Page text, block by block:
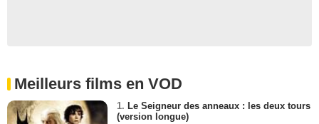
Meilleurs films en VOD
1. Le Seigneur des anneaux : les deux tours
(version longue)